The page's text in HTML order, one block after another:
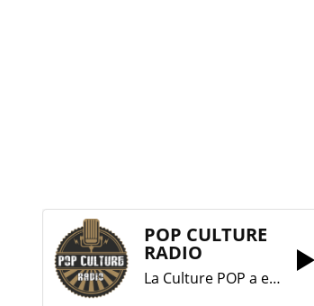
POP CULTURE
RADIO
La Culture POP a enfin trouvé sa RADIO !